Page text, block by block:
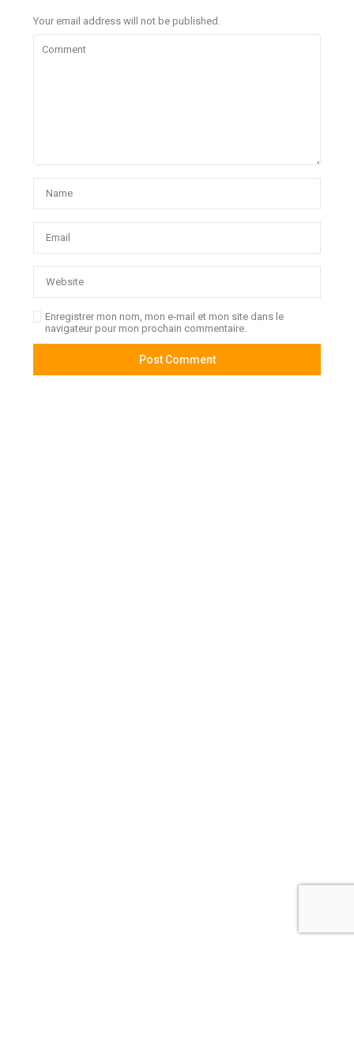
Your email address will not be published.
Enregistrer mon nom, mon e-mail et mon site dans le
navigateur pour mon prochain commentaire.